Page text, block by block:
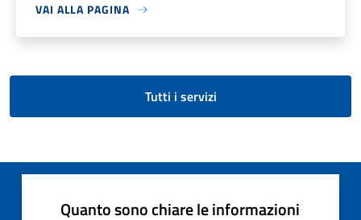
VAI ALLA PAGINA
Tutti i servizi
Quanto sono chiare le informazioni